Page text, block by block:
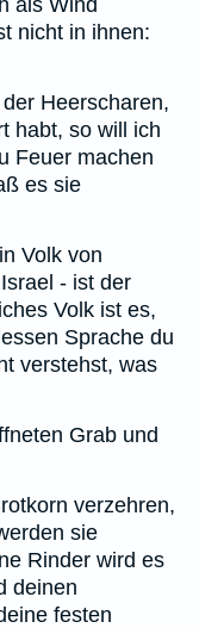
als Wind
nicht in ihnen:
Heerscharen,
habt, so will ich
Feuer machen
es sie
Volk von
- ist der
Volk ist es,
Sprache du
verstehst, was
Grab und
verzehren,
sie
Rinder wird es
deinen
festen